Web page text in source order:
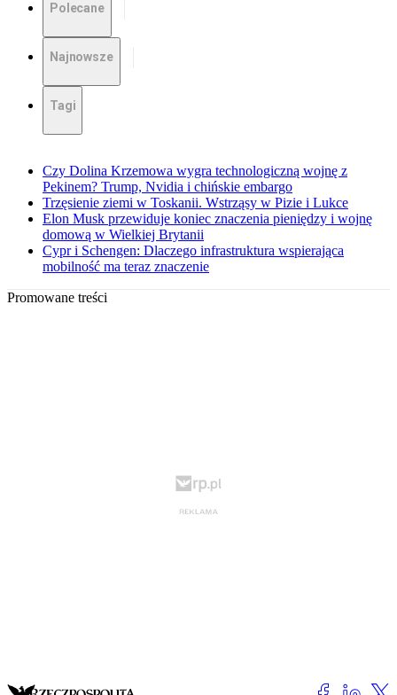
Polecane
Najnowsze
Tagi
Czy Dolina Krzemowa wygra technologiczną wojnę z
Pekinem? Trump, Nvidia i chińskie embargo
Trzęsienie ziemi w Toskanii. Wstrząsy w Pizie i Lukce
Elon Musk przewiduje koniec znaczenia pieniędzy i wojnę
domową w Wielkiej Brytanii
Cypr i Schengen: Dlaczego infrastruktura wspierająca
mobilność ma teraz znaczenie
Promowane treści